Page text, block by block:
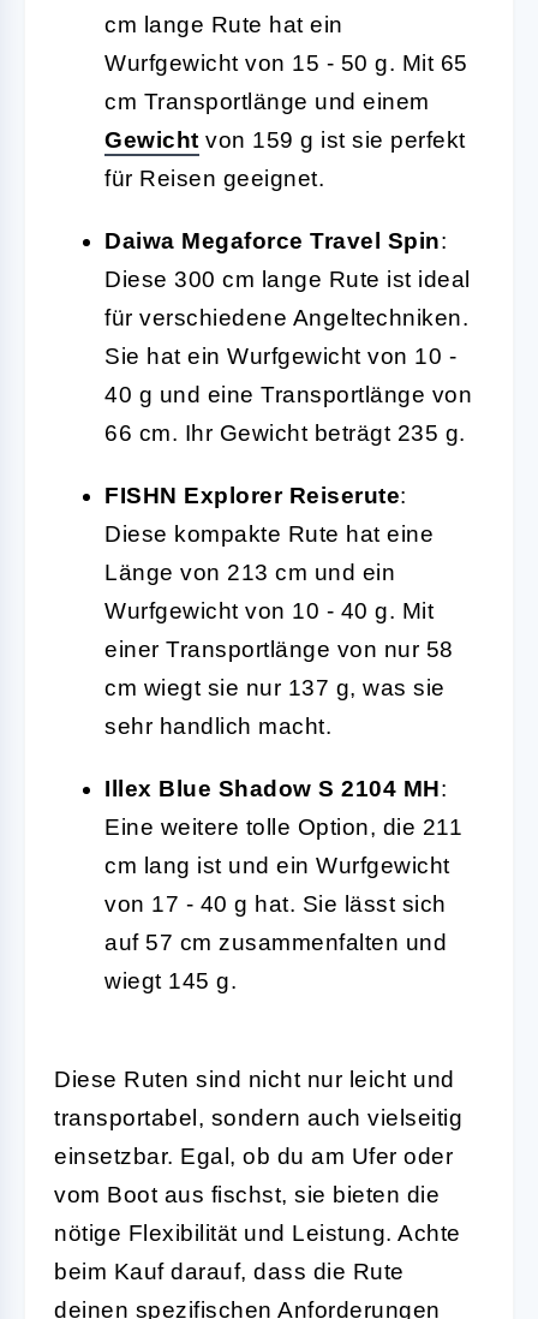
cm lange Rute hat ein
Wurfgewicht von 15 - 50 g. Mit 65
cm Transportlänge und einem
Gewicht von 159 g ist sie perfekt
für Reisen geeignet.
Daiwa Megaforce Travel Spin:
Diese 300 cm lange Rute ist ideal
für verschiedene Angeltechniken.
Sie hat ein Wurfgewicht von 10 -
40 g und eine Transportlänge von
66 cm. Ihr Gewicht beträgt 235 g.
FISHN Explorer Reiserute:
Diese kompakte Rute hat eine
Länge von 213 cm und ein
Wurfgewicht von 10 - 40 g. Mit
einer Transportlänge von nur 58
cm wiegt sie nur 137 g, was sie
sehr handlich macht.
Illex Blue Shadow S 2104 MH:
Eine weitere tolle Option, die 211
cm lang ist und ein Wurfgewicht
von 17 - 40 g hat. Sie lässt sich
auf 57 cm zusammenfalten und
wiegt 145 g.
Diese Ruten sind nicht nur leicht und
transportabel, sondern auch vielseitig
einsetzbar. Egal, ob du am Ufer oder
vom Boot aus fischst, sie bieten die
nötige Flexibilität und Leistung. Achte
beim Kauf darauf, dass die Rute
deinen spezifischen Anforderungen